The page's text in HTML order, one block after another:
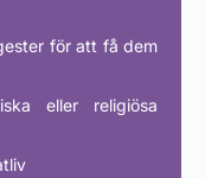
för att få dem
eller religiösa